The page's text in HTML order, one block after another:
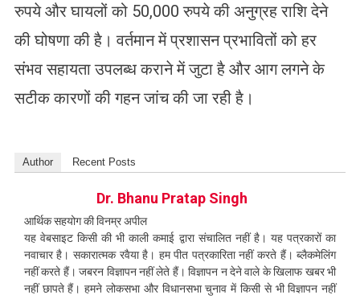
रुपये और घायलों को 50,000 रुपये की अनुग्रह राशि देने
की घोषणा की है। वर्तमान में प्रशासन प्रभावितों को हर
संभव सहायता उपलब्ध कराने में जुटा है और आग लगने के
सटीक कारणों की गहन जांच की जा रही है।
Author Recent Posts
Dr. Bhanu Pratap Singh
आर्थिक सहयोग की विनम्र अपील
यह वेबसाइट किसी की भी काली कमाई द्वारा संचालित नहीं है। यह पत्रकारों का
नवाचार है। सकारात्मक रवैया है। हम पीत पत्रकारिता नहीं करते हैं। ब्लैकमेलिंग
नहीं करते हैं। जबरन विज्ञापन नहीं लेते हैं। विज्ञापन न देने वाले के खिलाफ खबर भी
नहीं छापते हैं। हमने लोकसभा और विधानसभा चुनाव में किसी से भी विज्ञापन नहीं